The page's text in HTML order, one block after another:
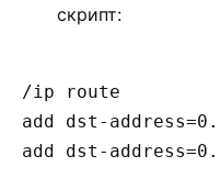
скрипт:
/ip route
add dst-